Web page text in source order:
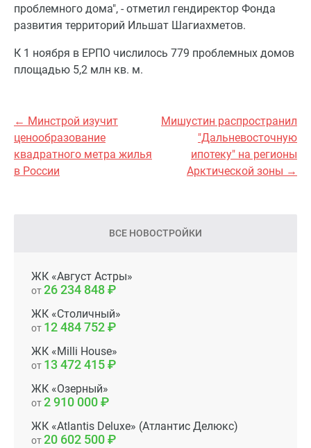
проблемного дома", - отметил гендиректор Фонда
развития территорий Ильшат Шагиахметов.
К 1 ноября в ЕРПО числилось 779 проблемных домов
площадью 5,2 млн кв. м.
← Минстрой изучит
ценообразование
квадратного метра жилья
в России
Мишустин распространил
"Дальневосточную
ипотеку" на регионы
Арктической зоны →
ВСЕ НОВОСТРОЙКИ
ЖК «Август Астры»
от26 234 848
ЖК «Столичный»
от 12 484 752
ЖК «Milli House»
от 13 472 415
ЖК «Озерный»
от2 910 000
ЖК «Atlantis Deluxe» (Атлантис Делюкс)
от20 602 500